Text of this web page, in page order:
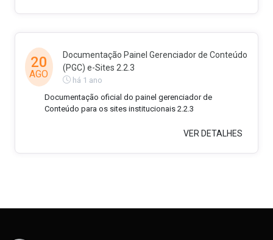
20
AGO
Documentação Painel Gerenciador de Conteúdo
(PGC) e-Sites 2.2.3
há 1 ano
Documentação oficial do painel gerenciador de
Conteúdo para os sites institucionais 2.2.3
VER DETALHES